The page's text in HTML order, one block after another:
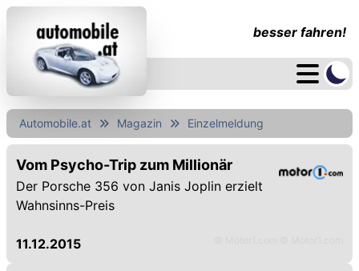
besser fahren!
Automobile.at Magazin Einzelmeldung
Vom Psycho-Trip zum Millionär
Der Porsche 356 von Janis Joplin erzielt
Wahnsinns-Preis
11.12.2015